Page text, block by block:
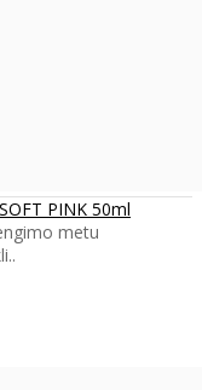
PINK 50ml
metu